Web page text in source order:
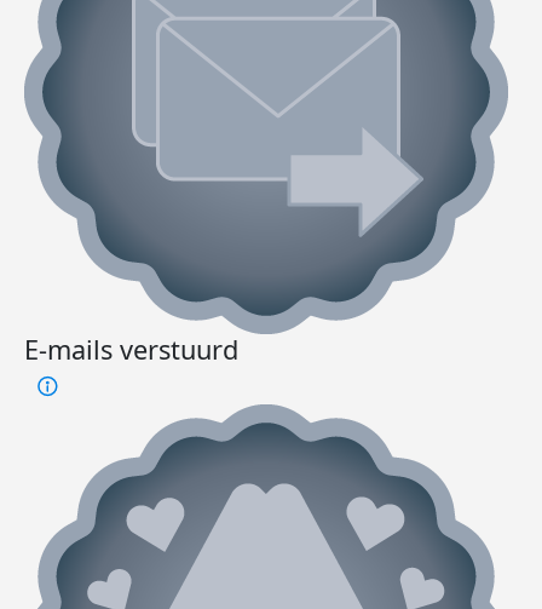
E-mails verstuurd